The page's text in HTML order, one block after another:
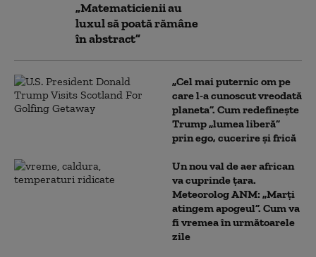
„Matematicienii au
luxul să poată rămâne
în abstract”
„Cel mai puternic om pe
care l-a cunoscut vreodată
planeta”. Cum redefinește
Trump „lumea liberă”
prin ego, cucerire și frică
Un nou val de aer african
va cuprinde țara.
Meteorolog ANM: „Marți
atingem apogeul”. Cum va
fi vremea în următoarele
zile